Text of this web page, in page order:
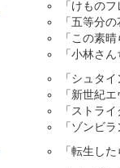
「けもの
「五等分の
「この素
「小林さ
「シュタ
「新世紀
「ストラ
「ゾンビ
「転生し